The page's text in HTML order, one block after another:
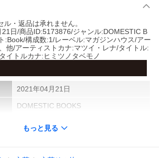
・返品は承れません。
日/商品ID:5173876/ジャンル:DOMESTIC B
:Book/構成数:1/レーベル:マガジンハウス/アー
他/アーティストカナ:マツイ・レナ/タイトル:
イトルカナ:ヒミツノタベモノ
2021年04月21日
DOMESTIC BOOKS
国内盤
もっと見る